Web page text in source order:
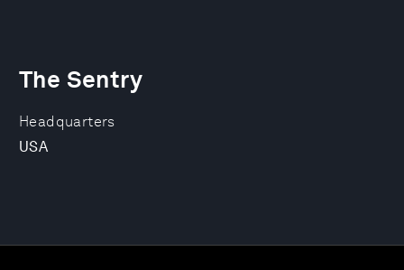
Headquarters
USA
The Sentry